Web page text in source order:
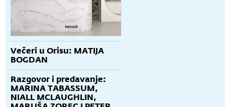
Večeri u Orisu: MATIJA
BOGDAN
Razgovor i predavanje:
MARINA TABASSUM,
NIALL MCLAUGHLIN,